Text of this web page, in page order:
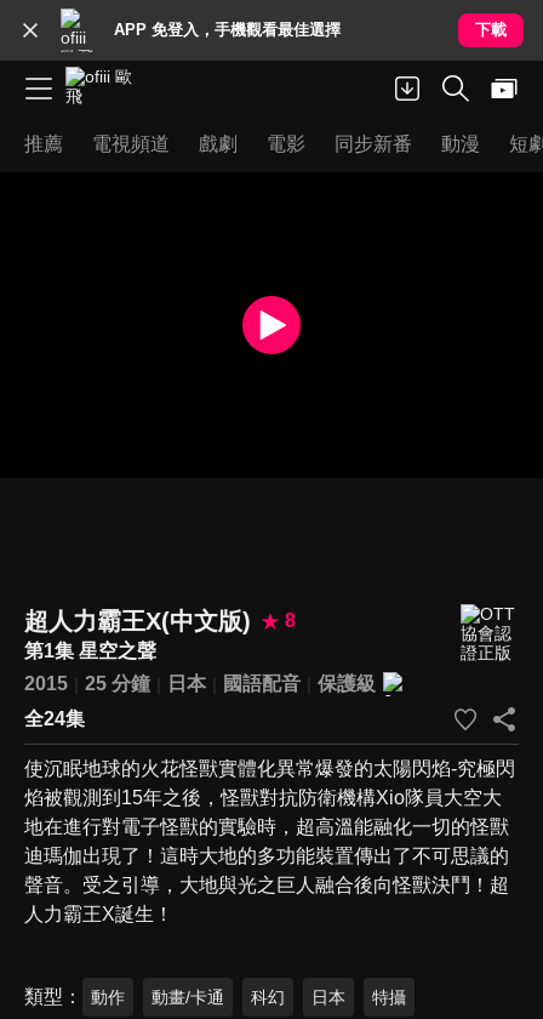
APP 免登入，手機觀看最佳選擇 下載
推薦 電視頻道 戲劇 電影 同步新番 動漫 短
超人力霸王X(中文版)
8
第1集 星空之聲
2015
25 分鐘 日本 國語配音
保護級
全24集
使沉眠地球的火花怪獸實體化異常爆發的太陽閃焰-究極閃
焰被觀測到15年之後，怪獸對抗防衛機構Xio隊員大空大
地在進行對電子怪獸的實驗時，超高溫能融化一切的怪獸
迪瑪伽出現了！這時大地的多功能裝置傳出了不可思議的
聲音。受之引導，大地與光之巨人融合後向怪獸決鬥！超
人力霸王X誕生！
類型 動作 動畫/卡通 科幻 日本 特攝